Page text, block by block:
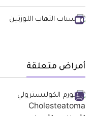
أمراض متعلقة